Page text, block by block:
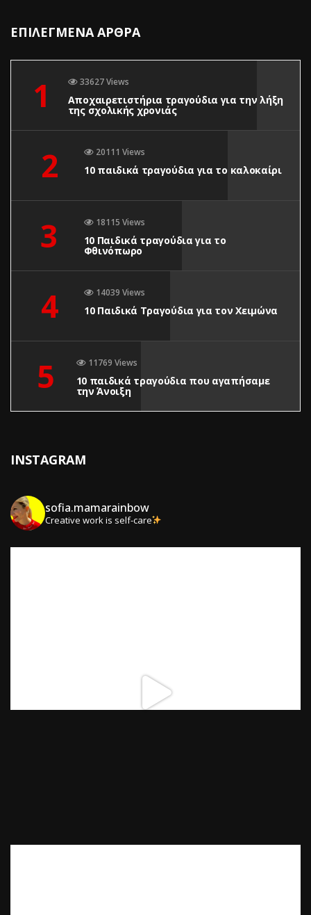
ΕΠΙΛΕΓΜΕΝΑ ΑΡΘΡΑ
1 33627 Views
Αποχαιρετιστήρια τραγούδια για την λήξη
της σχολικής χρονιάς
2 20111 Views
10 παιδικά τραγούδια για το καλοκαίρι
3 18115 Views
10 Παιδικά τραγούδια για το
Φθινόπωρο
4 14039 Views
10 Παιδικά Τραγούδια για τον Χειμώνα
5 11769 Views
10 παιδικά τραγούδια που αγαπήσαμε
την Άνοιξη
INSTAGRAM
sofia.mamarainbow
Creative work is self-care